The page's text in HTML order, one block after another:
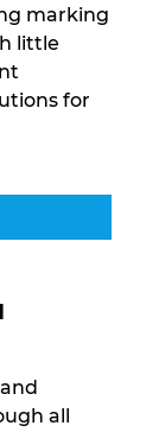
marking
little
for
all